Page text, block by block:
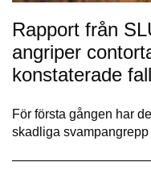
Rapport från
angriper
konstaterade
För första gången har
skadliga